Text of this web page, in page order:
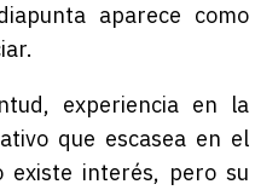
aparece como
experiencia en la
que escasea en el
existe interés, pero su